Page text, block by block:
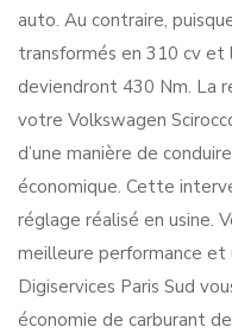
auto. Au contraire,
transformés en 310 cv
deviendront 430 Nm. La
votre Volkswagen
d’une manière de
économique. Cette
réglage réalisé en usine.
meilleure performance et
Digiservices Paris Sud
économie de carburant